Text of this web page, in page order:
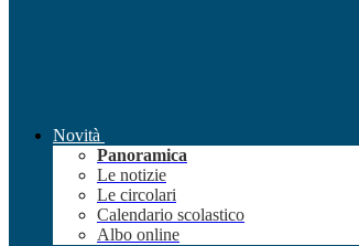
Novità
Panoramica
Le notizie
Le circolari
Calendario scolastico
Albo online